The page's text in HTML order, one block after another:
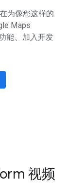
为像您这样的
Maps
能、加入开发
视频